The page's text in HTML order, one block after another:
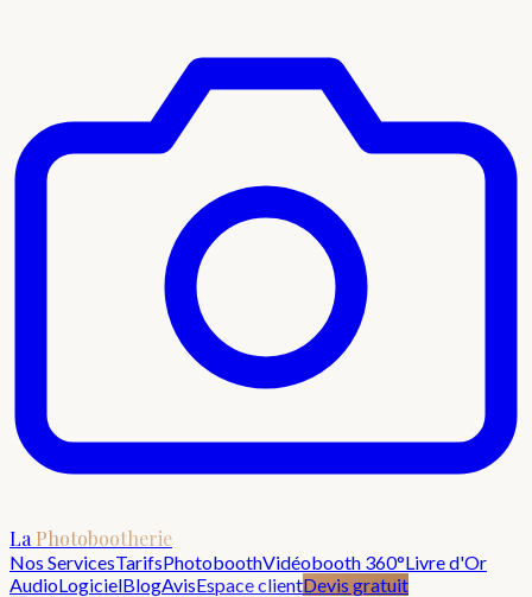
La Photobootherie
Nos ServicesTarifsPhotoboothVidéobooth 360°Livre d'Or
AudioLogicielBlogAvisEspace clientDevis gratuit